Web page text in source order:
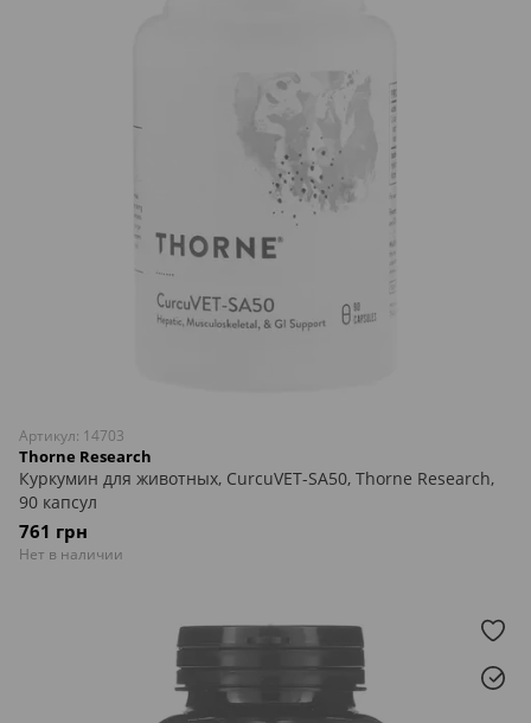
Артикул: 14703
Thorne Research
Куркумин для животных, CurcuVET-SA50, Thorne Research,
90 капсул
761 грн
Нет в наличии